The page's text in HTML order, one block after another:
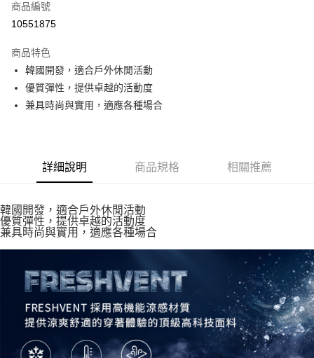
超商取貨付款
Apple Pay
運送方式
全家取貨<未取貨列黑名單/不支援離島取退>
7-11取貨付款<未取貨列黑名單/不支援離島取退>
每筆NT$60，滿NT$990(含以上)免運費
每筆NT$60，滿NT$990(含以上)免運費
宅配
每筆NT$80，滿NT$990(含以上)免運費
商品編號
10551875
商品特色
韓國開發，適合戶外休閒活動
優質彈性，提供卓越的活動度
兼具時尚與實用，適應各種場合
詳細說明 商品規格 相關推薦
韓國開發，適合戶外休閒活動
優質彈性，提供卓越的活動度
兼具時尚與實用，適應各種場合